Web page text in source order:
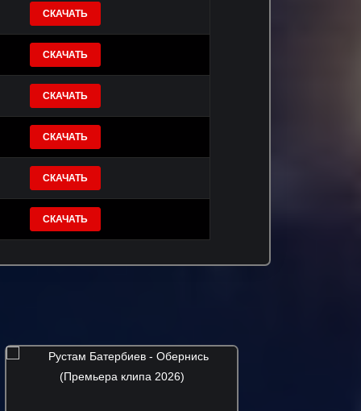
СКАЧАТЬ
СКАЧАТЬ
СКАЧАТЬ
СКАЧАТЬ
СКАЧАТЬ
СКАЧАТЬ